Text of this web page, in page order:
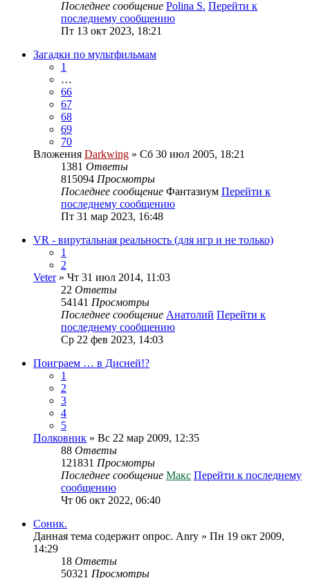
Последнее сообщение Polina S. Перейти к
последнему сообщению
Пт 13 окт 2023, 18:21
Загадки по мультфильмам
1
…
66
67
68
69
70
Вложения Darkwing » Сб 30 июл 2005, 18:21
1381 Ответы
815094 Просмотры
Последнее сообщение Фантазиум Перейти к
последнему сообщению
Пт 31 мар 2023, 16:48
VR - вирутальная реальность (для игр и не только)
1
2
Veter» Чт 31 июл 2014, 11:03
22 Ответы
54141 Просмотры
Последнее сообщение Анатолий Перейти к
последнему сообщению
Ср 22 фев 2023, 14:03
Поиграем … в Дисней!?
1
2
3
4
5
Полковник » Вс 22 мар 2009, 12:35
88 Ответы
121831 Просмотры
Последнее сообщение Макс Перейти к последнему
сообщению
Чт 06 окт 2022, 06:40
Соник.
Данная тема содержит опрос. Anry » Пн 19 окт 2009,
14:29
18 Ответы
50321 Просмотры